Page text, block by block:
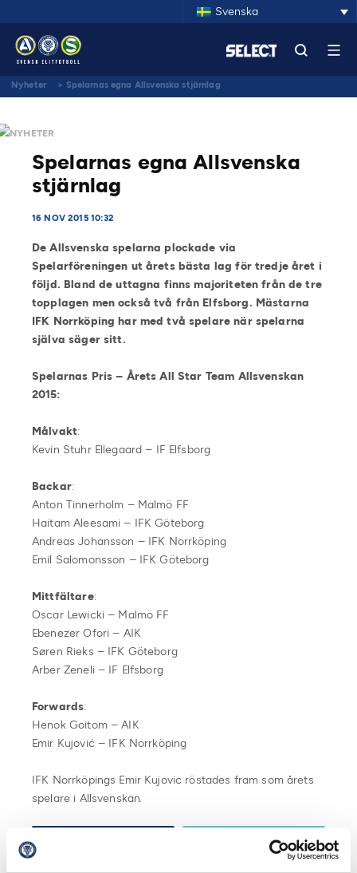
Svenska
Nyheter > Spelarnas egna Allsvenska stjärnlag
NYHETER
Spelarnas egna Allsvenska
stjärnlag
16 NOV 2015 10:32
De Allsvenska spelarna plockade via
Spelarföreningen ut årets bästa lag för tredje året i
följd. Bland de uttagna finns majoriteten från de tre
topplagen men också två från Elfsborg. Mästarna
IFK Norrköping har med två spelare när spelarna
själva säger sitt.
Spelarnas Pris – Årets All Star Team Allsvenskan
2015:
Målvakt:
Kevin Stuhr Ellegaard – IF Elfsborg
Backar:
Anton Tinnerholm – Malmö FF
Haitam Aleesami – IFK Göteborg
Andreas Johansson – IFK Norrköping
Emil Salomonsson – IFK Göteborg
Mittfältare:
Oscar Lewicki – Malmö FF
Ebenezer Ofori – AIK
Søren Rieks – IFK Göteborg
Arber Zeneli – IF Elfsborg
Forwards:
Henok Goitom – AIK
Emir Kujović – IFK Norrköping
IFK Norrköpings Emir Kujovic röstades fram som årets
spelare i Allsvenskan.
Dela på Twitter